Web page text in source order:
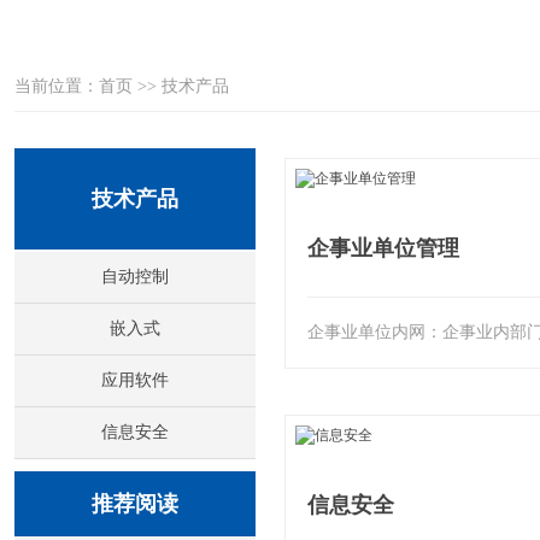
当前位置： 首页 >> 技术产品
技术产品
自动控制
嵌入式
应用软件
信息安全
推荐阅读
企事业单位管理
信息安全